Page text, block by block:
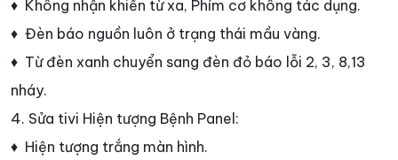
♦ Không nhận khiển từ xa, Phím cơ không tác dụng.
♦ Đèn báo nguồn luôn ở trạng thái mầu vàng.
♦ Từ đèn xanh chuyển sang đèn đỏ báo lỗi 2, 3, 8,13
nháy.
4. Sửa tivi Hiện tượng Bệnh Panel:
♦ Hiện tượng trắng màn hình.